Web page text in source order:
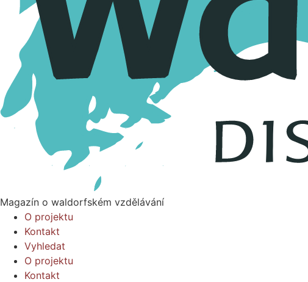
Magazín o waldorfském vzdělávání
O projektu
Kontakt
Vyhledat
O projektu
Kontakt